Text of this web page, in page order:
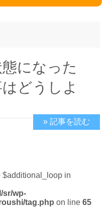
になった
どうしよ
2024/2/8
» 記事を読む
$additional_loop in
sr/wp-
tag.php on line65